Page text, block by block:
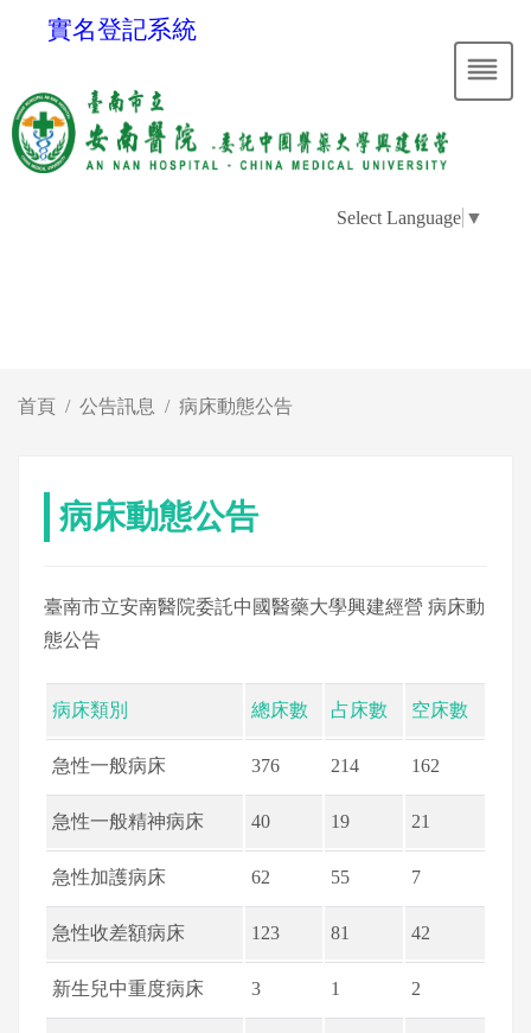
實名登記系統
Select Language ▼
首頁 公告訊息 病床動態公告
病床動態公告
臺南市立安南醫院委託中國醫藥大學興建經營 病床動
態公告
病床類別 總床數 占床數 空床數
急性一般病床 376 214 162
急性一般精神病床 40 19 21
急性加護病床 62 55 7
急性收差額病床 123 81 42
新生兒中重度病床 3 1 2